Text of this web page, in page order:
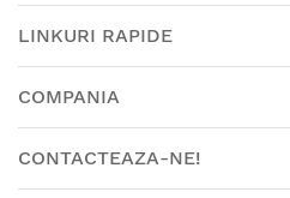
LINKURI RAPIDE
COMPANIA
CONTACTEAZA-NE!